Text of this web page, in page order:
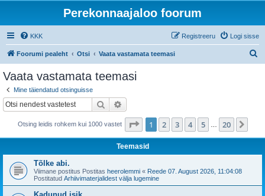
Perekonnaajaloo foorum
KKK Logi sisse
Registreeru
Foorumi pealeht Otsi Vaata vastamata teemasi
Vaata vastamata teemasi
Mine täiendatud otsinguisse
Otsi
Otsing leidis rohkem kui 1000 vastet 1 . leht20 -st
1 2 3 4 5 20
Teemasid
Tõlke abi.
Viimane postitus Postitas heerolemmi « Reede 07. August 2026, 11:04:08
Postitatud Arhiivimaterjalidest välja lugemine
Kadunud isik